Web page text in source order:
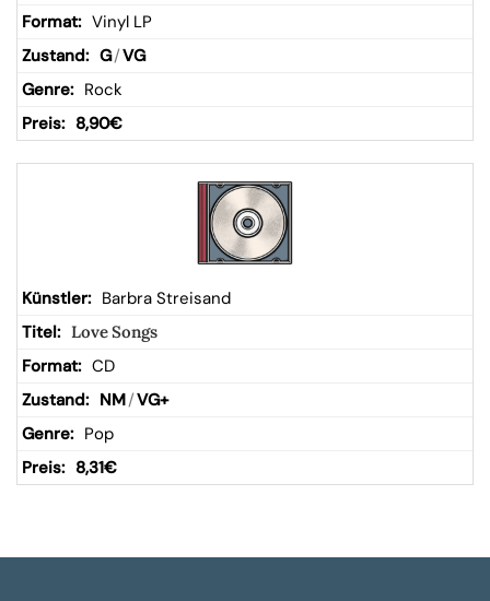
Vinyl LP
G/VG
Rock
8,90€
Barbra Streisand
Love Songs
CD
NM/VG+
Pop
8,31€